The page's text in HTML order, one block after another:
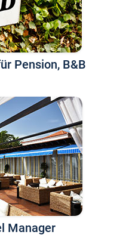
Pension, B&B
Manager